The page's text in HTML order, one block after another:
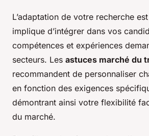
L’adaptation de votre recherche
implique d’intégrer dans vos
compétences et expériences
secteurs. Les astuces marché du
recommandent de personnaliser
en fonction des exigences
démontrant ainsi votre flexibilité
du marché.